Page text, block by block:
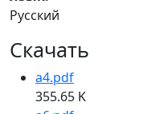
Русский
Скачать
a4.pdf
355.65 K